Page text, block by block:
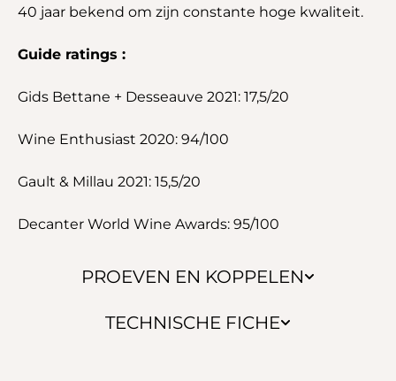
PROEVEN EN KOPPELEN
TECHNISCHE FICHE
40 jaar bekend om zijn constante hoge kwaliteit.
Guide ratings :
Gids Bettane + Desseauve 2021: 17,5/20
Wine Enthusiast 2020: 94/100
Gault & Millau 2021: 15,5/20
Decanter World Wine Awards: 95/100